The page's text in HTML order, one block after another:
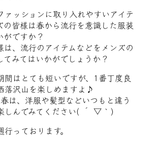
ァッションに取り入れやすいアイテ
の皆様は春から流行を意識した服装
がですか？
は、流行のアイテムなどをメンズの
てみてはいかがでしょうか？
間はとても短いですが、1番丁度良
落沢山を楽しめますよ♪
は、洋服や髪型などいつもと違う
しんでみてください( ´ ▽ ` )
っております。